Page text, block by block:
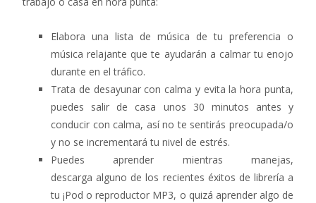
Elabora una lista de música de tu preferencia o
música relajante que te ayudarán a calmar tu enojo
durante en el tráfico.
Trata de desayunar con calma y evita la hora punta,
puedes salir de casa unos 30 minutos antes y
conducir con calma, así no te sentirás preocupada/o
y no se incrementará tu nivel de estrés.
Puedes aprender mientras manejas,
descarga alguno de los recientes éxitos de librería a
tu ¡Pod o reproductor MP3, o quizá aprender algo de